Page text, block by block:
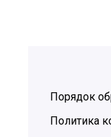
Порядок
Политика